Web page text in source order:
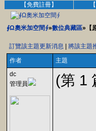
【免費註冊】
∮Ω奧米加空間∮»數位典藏區»【
訂覽該主題更新消息
將該主題
作者
主題
dc
管理員
(第 1